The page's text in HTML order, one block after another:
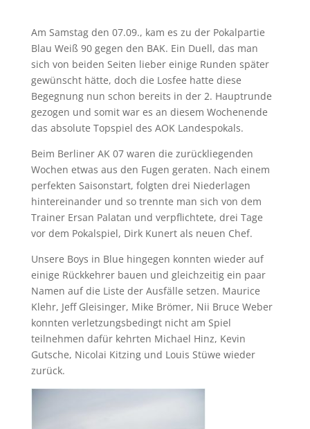
Am Samstag den 07.09., kam es zu der Pokalpartie
Blau Weiß 90 gegen den BAK. Ein Duell, das man
sich von beiden Seiten lieber einige Runden später
gewünscht hätte, doch die Losfee hatte diese
Begegnung nun schon bereits in der 2. Hauptrunde
gezogen und somit war es an diesem Wochenende
das absolute Topspiel des AOK Landespokals.
Beim Berliner AK 07 waren die zurückliegenden
Wochen etwas aus den Fugen geraten. Nach einem
perfekten Saisonstart, folgten drei Niederlagen
hintereinander und so trennte man sich von dem
Trainer Ersan Palatan und verpflichtete, drei Tage
vor dem Pokalspiel, Dirk Kunert als neuen Chef.
Unsere Boys in Blue hingegen konnten wieder auf
einige Rückkehrer bauen und gleichzeitig ein paar
Namen auf die Liste der Ausfälle setzen. Maurice
Klehr, Jeff Gleisinger, Mike Brömer, Nii Bruce Weber
konnten verletzungsbedingt nicht am Spiel
teilnehmen dafür kehrten Michael Hinz, Kevin
Gutsche, Nicolai Kitzing und Louis Stüwe wieder
zurück.